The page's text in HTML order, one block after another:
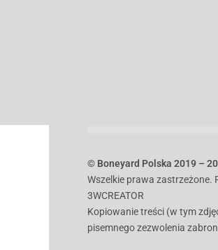
© Boneyard Polska 2019 –
Wszelkie prawa zastrzeżone.
3WCREATOR
Kopiowanie treści (w tym
pisemnego zezwolenia